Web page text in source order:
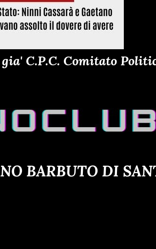
C.P.C. Comitato
BARBUTO DI